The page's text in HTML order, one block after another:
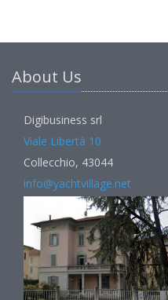
About Us
Digibusiness srl
Viale Libertà 10
Collecchio, 43044
info@yachtvillage.net